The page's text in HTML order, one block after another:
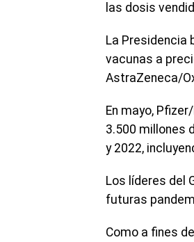
las dosis
La Presidencia
vacunas a
AstraZeneca/
En mayo,
3.500 millones
y 2022,
Los líderes del
futuras
Como a fines